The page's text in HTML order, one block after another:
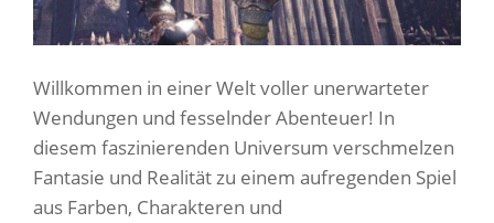
Willkommen in einer Welt voller unerwarteter
Wendungen und fesselnder Abenteuer! In
diesem faszinierenden Universum verschmelzen
Fantasie und Realität zu einem aufregenden Spiel
aus Farben, Charakteren und